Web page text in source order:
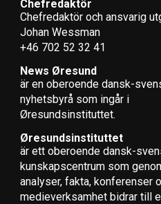
säger han.
Svenska Aktietorget
under 2018. Hur ser ni på
från en ny aktör?
– Det är fint att det är fler
som kommer, desto bättre är
affärsmöjligheter i att sätta
det bra, det betyder ju att
noteringar på väg för det är
Carsten Borring.
Chefredaktör
Chefredaktör och ansvarig
Johan Wessman
+46 702 52 32 41
News Øresund
är en oberoende dansk-
nyhets­byrå som ingår i
Øresundsinstituttet.
Øresundsinstituttet
är ett oberoende dansk-
kunskapscentrum som
analyser, fakta, konferenser
medieverksamhet bidrar till